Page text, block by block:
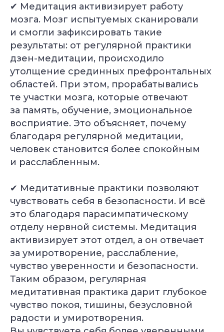
✔ Медитация активизирует работу
мозга. Мозг испытуемых сканировали
и смогли зафиксировать такие
результаты: от регулярной практики
дзен-медитации, происходило
утолщение срединных префронтальных
областей. При этом, прорабатывались
те участки мозга, которые отвечают
за память, обучение, эмоциональное
восприятие. Это объясняет, почему
благодаря регулярной медитации,
человек становится более спокойным
и расслабленным.
✔ Медитативные практики позволяют
чувствовать себя в безопасности. И всё
это благодаря парасимпатическому
отделу нервной системы. Медитация
активизирует этот отдел, а он отвечает
за умиротворение, расслабление,
чувство уверенности и безопасности.
Таким образом, регулярная
медитативная практика дарит глубокое
чувство покоя, тишины, безусловной
радости и умиротворения.